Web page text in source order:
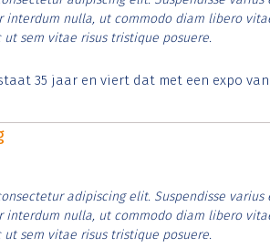
interdum nulla, ut commodo diam libero
sem vitae risus tristique posuere.
35 jaar en viert dat met een expo
adipiscing elit. Suspendisse
interdum nulla, ut commodo diam libero
sem vitae risus tristique posuere.